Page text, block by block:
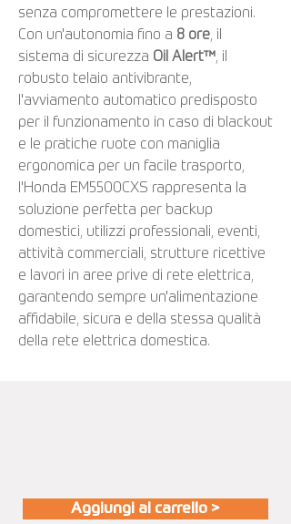
senza compromettere le prestazioni.
Con un'autonomia fino a 8 ore, il
sistema di sicurezza Oil Alert™, il
robusto telaio antivibrante,
l'avviamento automatico predisposto
per il funzionamento in caso di blackout
e le pratiche ruote con maniglia
ergonomica per un facile trasporto,
l'Honda EM5500CXS rappresenta la
soluzione perfetta per backup
domestici, utilizzi professionali, eventi,
attività commerciali, strutture ricettive
e lavori in aree prive di rete elettrica,
garantendo sempre un'alimentazione
affidabile, sicura e della stessa qualità
della rete elettrica domestica.
Aggiungi al carrello >